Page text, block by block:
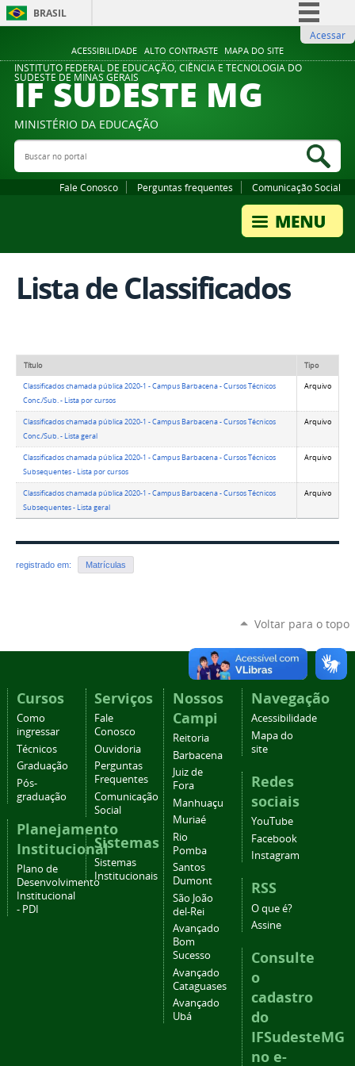
ACESSIBILIDADE ALTO CONTRASTE MAPA DO SITE
BRASIL
Comunica BR
Participe
Legislação
Acessar
INSTITUTO FEDERAL DE EDUCAÇÃO, CIÊNCIA E TECNOLOGIA DO
SUDESTE DE MINAS GERAIS
IF SUDESTE MG
MINISTÉRIO DA EDUCAÇÃO
Buscar no portal
Fale Conosco Perguntas frequentes Comunicação Social
Lista de Classificados
Título Tipo
Classificados chamada pública 2020-1 - Campus Barbacena - Cursos Técnicos
Conc./Sub. - Lista por cursos
Arquivo
Classificados chamada pública 2020-1 - Campus Barbacena - Cursos Técnicos
Conc./Sub. - Lista geral
Arquivo
Classificados chamada pública 2020-1 - Campus Barbacena - Cursos Técnicos
Subsequentes - Lista por cursos
Arquivo
Classificados chamada pública 2020-1 - Campus Barbacena - Cursos Técnicos
Subsequentes - Lista geral
Arquivo
registrado em: Matrículas
Voltar para o topo
Cursos
Como
ingressar
Técnicos
Graduação
Pós-
graduação
Planejamento
Institucional
Plano de
Desenvolvimento
Institucional
- PDI
Serviços
Fale
Conosco
Ouvidoria
Perguntas
Frequentes
Comunicação
Social
Sistemas
Sistemas
Institucionais
Nossos
Campi
Reitoria
Barbacena
Juiz de
Fora
Manhuaçu
Muriaé
Rio
Pomba
Santos
Dumont
São João
del-Rei
Avançado
Bom
Sucesso
Avançado
Cataguases
Avançado
Ubá
Navegação
Acessibilidade
Mapa do
site
Redes
sociais
YouTube
Facebook
Instagram
RSS
O que é?
Assine
Consulte
o
cadastro
do
IFSudesteMG
no e-